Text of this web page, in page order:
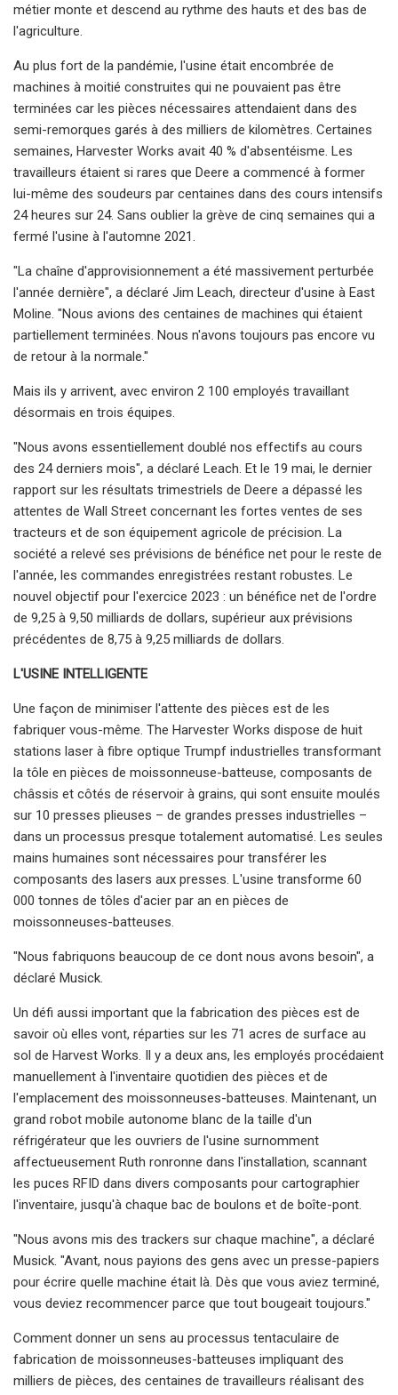
métier monte et descend au rythme des hauts et des bas de
l'agriculture.
Au plus fort de la pandémie, l'usine était encombrée de
machines à moitié construites qui ne pouvaient pas être
terminées car les pièces nécessaires attendaient dans des
semi-remorques garés à des milliers de kilomètres. Certaines
semaines, Harvester Works avait 40 % d'absentéisme. Les
travailleurs étaient si rares que Deere a commencé à former
lui-même des soudeurs par centaines dans des cours intensifs
24 heures sur 24. Sans oublier la grève de cinq semaines qui a
fermé l'usine à l'automne 2021.
"La chaîne d'approvisionnement a été massivement perturbée
l'année dernière", a déclaré Jim Leach, directeur d'usine à East
Moline. "Nous avions des centaines de machines qui étaient
partiellement terminées. Nous n'avons toujours pas encore vu
de retour à la normale."
Mais ils y arrivent, avec environ 2 100 employés travaillant
désormais en trois équipes.
"Nous avons essentiellement doublé nos effectifs au cours
des 24 derniers mois", a déclaré Leach. Et le 19 mai, le dernier
rapport sur les résultats trimestriels de Deere a dépassé les
attentes de Wall Street concernant les fortes ventes de ses
tracteurs et de son équipement agricole de précision. La
société a relevé ses prévisions de bénéfice net pour le reste de
l'année, les commandes enregistrées restant robustes. Le
nouvel objectif pour l'exercice 2023 : un bénéfice net de l'ordre
de 9,25 à 9,50 milliards de dollars, supérieur aux prévisions
précédentes de 8,75 à 9,25 milliards de dollars.
L'USINE INTELLIGENTE
Une façon de minimiser l'attente des pièces est de les
fabriquer vous-même. The Harvester Works dispose de huit
stations laser à fibre optique Trumpf industrielles transformant
la tôle en pièces de moissonneuse-batteuse, composants de
châssis et côtés de réservoir à grains, qui sont ensuite moulés
sur 10 presses plieuses – de grandes presses industrielles –
dans un processus presque totalement automatisé. Les seules
mains humaines sont nécessaires pour transférer les
composants des lasers aux presses. L'usine transforme 60
000 tonnes de tôles d'acier par an en pièces de
moissonneuses-batteuses.
"Nous fabriquons beaucoup de ce dont nous avons besoin", a
déclaré Musick.
Un défi aussi important que la fabrication des pièces est de
savoir où elles vont, réparties sur les 71 acres de surface au
sol de Harvest Works. Il y a deux ans, les employés procédaient
manuellement à l'inventaire quotidien des pièces et de
l'emplacement des moissonneuses-batteuses. Maintenant, un
grand robot mobile autonome blanc de la taille d'un
réfrigérateur que les ouvriers de l'usine surnomment
affectueusement Ruth ronronne dans l'installation, scannant
les puces RFID dans divers composants pour cartographier
l'inventaire, jusqu'à chaque bac de boulons et de boîte-pont.
"Nous avons mis des trackers sur chaque machine", a déclaré
Musick. "Avant, nous payions des gens avec un presse-papiers
pour écrire quelle machine était là. Dès que vous aviez terminé,
vous deviez recommencer parce que tout bougeait toujours."
Comment donner un sens au processus tentaculaire de
fabrication de moissonneuses-batteuses impliquant des
milliers de pièces, des centaines de travailleurs réalisant des